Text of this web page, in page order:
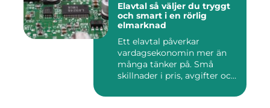
Elavtal så väljer du tryggt
och smart i en rörlig
elmarknad
Ett elavtal påverkar
vardagsekonomin mer än
många tänker på. Små
skillnader i pris, avgifter och